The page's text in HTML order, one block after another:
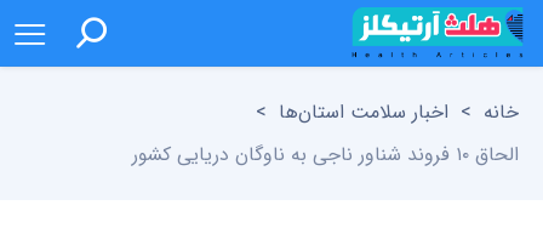
خانه > اخبار سلامت استان‌ها >
الحاق ۱۰ فروند شناور ناجی به ناوگان دریایی کشور